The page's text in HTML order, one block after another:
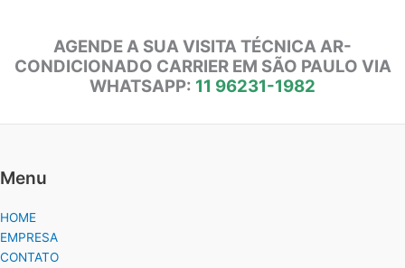
AGENDE A SUA VISITA TÉCNICA AR-
CONDICIONADO CARRIER EM SÃO PAULO VIA
WHATSAPP: 11 96231-1982
Menu
HOME
EMPRESA
CONTATO